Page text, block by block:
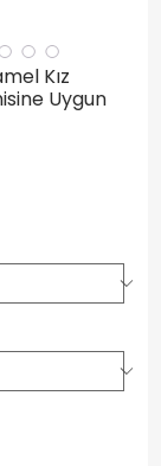
Kız
Uygun